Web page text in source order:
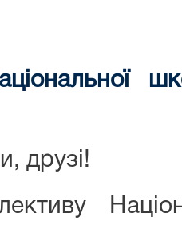
друзі!